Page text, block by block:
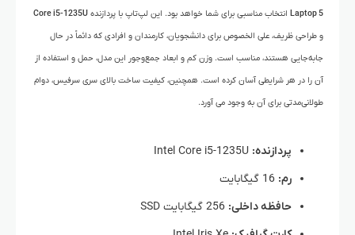
Laptop 5 انتخاب مناسبی برای شما خواهد بود. این لپ‌تاپ با پردازنده Core i5-1235U
و طراحی ظریف، علی الخصوص برای دانشجویان، کارمندان و افرادی که دائماً در حال
جابه‌جایی هستند، مناسب است. وزن کم و ابعاد جمع‌وجور این مدل، حمل و استفاده از
آن را در هر شرایطی آسان کرده است. همچنین، کیفیت ساخت بالای سری سرفیس، دوام
طولانی‌مدتی برای آن به وجود می آورد.
پردازنده:
رم:
حافظه داخلی: